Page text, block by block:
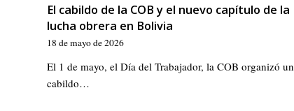
El cabildo de la COB y el nuevo capítulo de la
lucha obrera en Bolivia
18 de mayo de 2026
El 1 de mayo, el Día del Trabajador, la COB organizó un
cabildo…